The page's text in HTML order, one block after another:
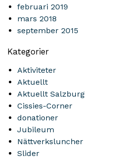
februari 2019
mars 2018
september 2015
Kategorier
Aktiviteter
Aktuellt
Aktuellt Salzburg
Cissies-Corner
donationer
Jubileum
Nättverksluncher
Slider